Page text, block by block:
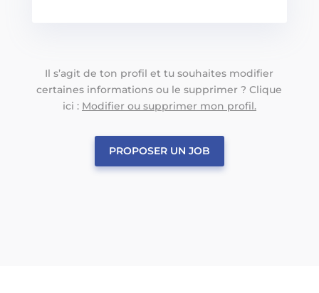
Il s’agit de ton profil et tu souhaites modifier
certaines informations ou le supprimer ? Clique
ici : Modifier ou supprimer mon profil.
PROPOSER UN JOB